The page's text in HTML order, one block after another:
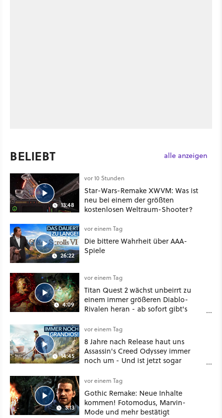
BELIEBT alle anzeigen
13:48
vor 10 Stunden
Star-Wars-Remake XWVM: Was ist
neu bei einem der größten
kostenlosen Weltraum-Shooter?
26:22
vor einem Tag
Die bittere Wahrheit über AAA-
Spiele
4:09
vor einem Tag
Titan Quest 2 wächst unbeirrt zu
einem immer größeren Diablo-
Rivalen heran - ab sofort gibt's
Klasse
14:45
vor einem Tag
8 Jahre nach Release haut uns
Assassin's Creed Odyssey immer
noch um - Und ist jetzt sogar
3:13
vor einem Tag
Gothic Remake: Neue Inhalte
kommen! Fotomodus, Marvin-
Mode und mehr bestätigt